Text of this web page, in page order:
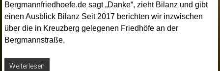
Bergmannfriedhoefe.de sagt „Danke“, zieht Bilanz und gibt
einen Ausblick Bilanz Seit 2017 berichten wir inzwischen
über die in Kreuzberg gelegenen Friedhöfe an der
Bergmannstraße,
Weiterlesen